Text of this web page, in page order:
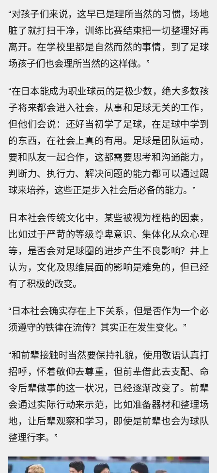
“对孩子们来说，这早已是理所当然的习惯，场地
脏了就打扫干净，训练比赛结束把一切整理好再
离开。在学校里都是自然而然的事情，到了足球
场孩子们也会理所当然的这样做。”
“在日本能成为职业球员的是极少数，绝大多数孩
子将来都会进入社会，从事和足球无关的工作，
但他们会说：还好当初学了足球，在足球中学到
的东西，在社会上真的有用。足球是团队运动，
要和队友一起合作，这都需要思考和沟通能力，
判断力、执行力、解决问题的能力都可以通过踢
球来培养，这些正是步入社会后必备的能力。”
日本社会传统文化中，某些被视为桎梏的因素，
比如过于严苛的等级尊卑意识、集体化从众心理
等，是否会对足球圈的进步产生不良影响？井上
认为，文化及思维层面的影响是难免的，但已经
有了积极的改变。
“日本社会确实存在上下关系，但是否作为一个必
须遵守的铁律在流传？其实正在发生变化。”
“和前辈接触时当然要保持礼貌，使用敬语认真打
招呼，怀着敬仰去尊重，但前辈借此去支配、命
令后辈做事的这一状况，已经逐渐改变了。前辈
会通过实际行动来示范，比如准备器材和整理场
地，让后辈观察和学习，即使是前辈也会为球队
整理行李。”